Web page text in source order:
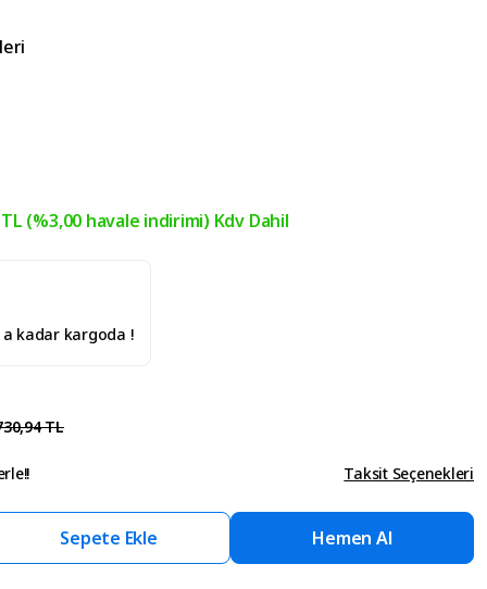
(%3,00 havale indirimi) Kdv Dahil
kadar kargoda !
TL
Taksit Seçenekleri
Sepete Ekle Hemen Al